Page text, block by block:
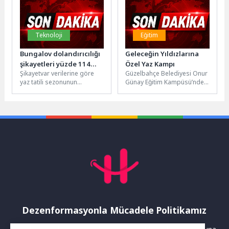
Teknoloji
Bungalov dolandırıcılığı
şikayetleri yüzde 114
arttı
Şikayetvar verilerine göre
yaz tatili sezonunun
yönelik şikayetlerde...
Eğitim
Geleceğin Yıldızlarına
Özel Yaz Kampı
Güzelbahçe Belediyesi Onur
Günay Eğitim Kampüsü’nde,
Dezenformasyonla Mücadele Politikamız